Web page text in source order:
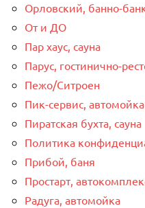
Орловский, банно-
От и ДО
Пар хаус, сауна
Парус, гостинично-
Пежо/Ситроен
Пик-сервис, автомойка
Пиратская бухта, сауна
Политика
Прибой, баня
Простарт,
Радуга, автомойка